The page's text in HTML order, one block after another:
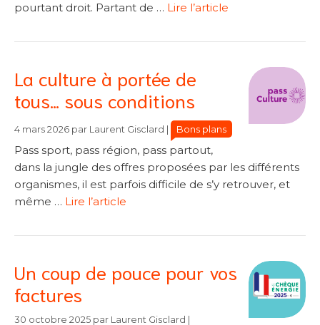
pourtant droit. Partant de … Lire l’article
La culture à portée de
tous… sous conditions
4 mars 2026 par Laurent Gisclard Catégories
Catégories
Bons plans
Pass sport, pass région, pass partout,
dans la jungle des offres proposées par les différents
organismes, il est parfois difficile de s’y retrouver, et
même … Lire l’article
Un coup de pouce pour vos
factures
30 octobre 2025 par Laurent Gisclard